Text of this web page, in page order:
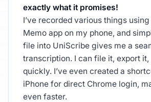
exactly what it promises!
I’ve recorded various things
Memo app on my phone, and
file into UniScribe gives me a
transcription. I can file it, export it,
quickly. I’ve even created a
iPhone for direct Chrome login,
even faster.